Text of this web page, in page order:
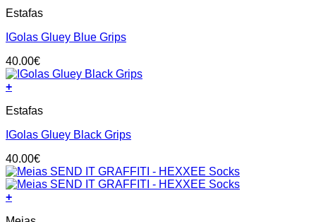
chosen
on
the
product
page
product
multiple
The
options
may
chosen
on
the
product
page
Estafas
IGolas Gluey Blue Grips
40.00€
+
product
multiple
The
options
may
be
Estafas
IGolas Gluey Black Grips
40.00€
+